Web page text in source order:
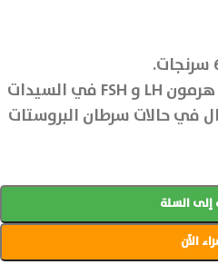
يعمل على تقليل مستويات هرمون LH و FSH في السيدات
في حالات سرطان البروستات
إلى السلة
الآن